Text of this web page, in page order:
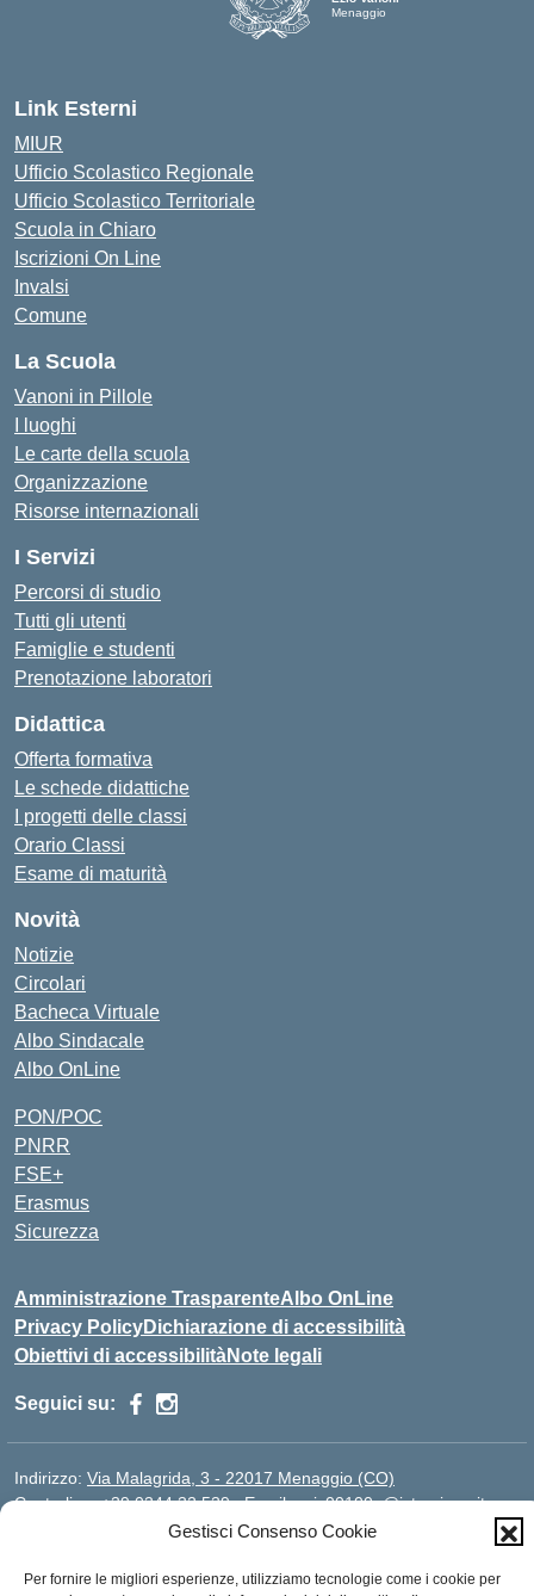
Gestisci Consenso Cookie
Per fornire le migliori esperienze, utilizziamo tecnologie come i cookie per
Menaggio
Link Esterni
MIUR
Ufficio Scolastico Regionale
Ufficio Scolastico Territoriale
Scuola in Chiaro
Iscrizioni On Line
Invalsi
Comune
La Scuola
Vanoni in Pillole
I luoghi
Le carte della scuola
Organizzazione
Risorse internazionali
I Servizi
Percorsi di studio
Tutti gli utenti
Famiglie e studenti
Prenotazione laboratori
Didattica
Offerta formativa
Le schede didattiche
I progetti delle classi
Orario Classi
Esame di maturità
Novità
Notizie
Circolari
Bacheca Virtuale
Albo Sindacale
Albo OnLine
PON/POC
PNRR
FSE+
Erasmus
Sicurezza
Amministrazione TrasparenteAlbo OnLine
Privacy PolicyDichiarazione di accessibilità
Obiettivi di accessibilitàNote legali
Seguici su:
Indirizzo: Via Malagrida, 3 - 22017 Menaggio (CO)
Centralino:+39 0344.32.539 Email:cois00100g@istruzione.it
Posta elettronica certificata (PEC):cois00100g@pec.istruzione.it
Codice fiscale: 84004690131